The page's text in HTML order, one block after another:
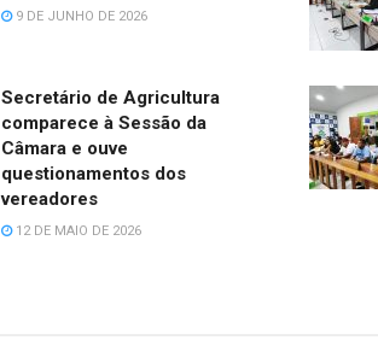
9 DE JUNHO DE 2026
Secretário de Agricultura
comparece à Sessão da
Câmara e ouve
questionamentos dos
vereadores
12 DE MAIO DE 2026